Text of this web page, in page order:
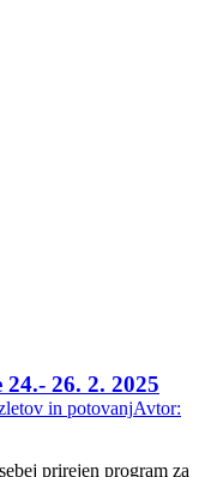
26. 2. 2025
in potovanjAvtor:
prirejen program za